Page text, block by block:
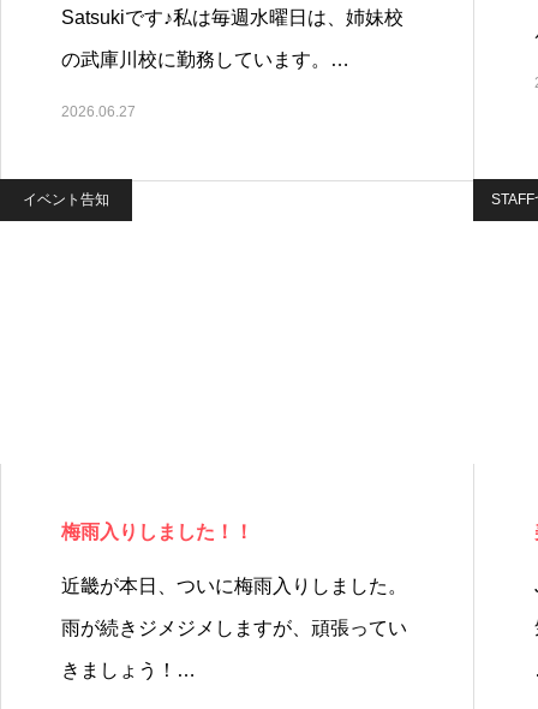
Satsukiです♪私は毎週水曜日は、姉妹校
の武庫川校に勤務しています。…
2026.06.27
イベント告知
梅雨入りしました！！
近畿が本日、ついに梅雨入りしました。
雨が続きジメジメしますが、頑張ってい
きましょう！…